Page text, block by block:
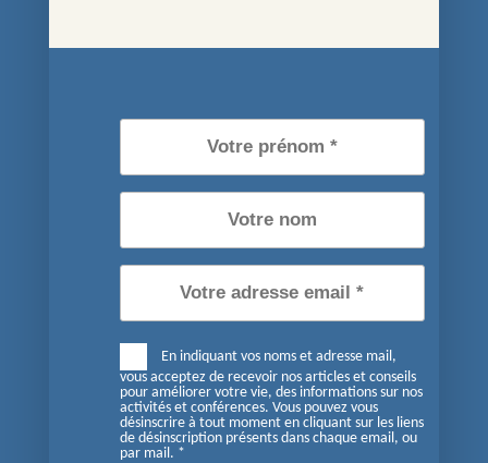
pouvez vous désinscrire à tout moment en cliquant sur les
Tous droits réservés Pierre Portevin
Politique relative aux cookies
Politique de confidentialité
Conditions générales de vente
En indiquant vos noms et adresse mail,
vous acceptez de recevoir nos articles et conseils
pour améliorer votre vie, des informations sur nos
activités et conférences. Vous pouvez vous
désinscrire à tout moment en cliquant sur les liens
de désinscription présents dans chaque email, ou
par mail. *